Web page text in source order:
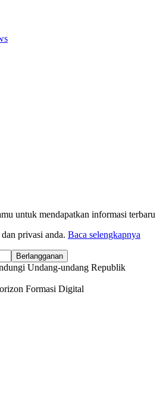
untuk mendapatkan informasi terbaru
privasi anda. Baca selengkapnya
Berlangganan
Undang-undang Republik
Formasi Digital